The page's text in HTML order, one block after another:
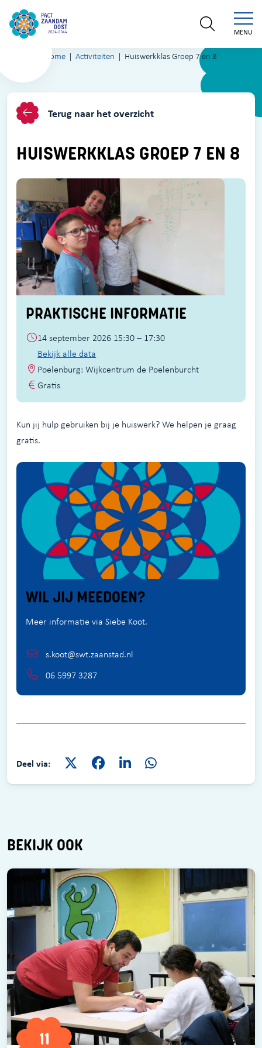
MENU
Home Activiteiten Huiswerkklas Groep 7 en 8
Terug naar het overzicht
HUISWERKKLAS GROEP 7 EN 8
PRAKTISCHE INFORMATIE
14 september 2026 15:30 – 17:30
Bekijk alle data
Poelenburg: Wijkcentrum de Poelenburcht
Gratis
Kun jij hulp gebruiken bij je huiswerk? We helpen je graag
gratis.
WIL JIJ MEEDOEN?
Meer informatie via Siebe Koot.
s.koot@swt.zaanstad.nl
06 5997 3287
Deel via:
BEKIJK OOK
11